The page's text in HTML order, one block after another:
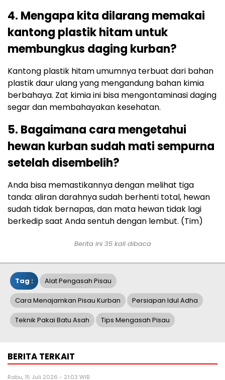
4. Mengapa kita dilarang memakai
kantong plastik hitam untuk
membungkus daging kurban?
Kantong plastik hitam umumnya terbuat dari bahan
plastik daur ulang yang mengandung bahan kimia
berbahaya. Zat kimia ini bisa mengontaminasi daging
segar dan membahayakan kesehatan.
5. Bagaimana cara mengetahui
hewan kurban sudah mati sempurna
setelah disembelih?
Anda bisa memastikannya dengan melihat tiga
tanda: aliran darahnya sudah berhenti total, hewan
sudah tidak bernapas, dan mata hewan tidak lagi
berkedip saat Anda sentuh dengan lembut. (Tim)
Berita ini 35 kali dibaca
Tag : Alat Pengasah Pisau
Cara Menajamkan Pisau Kurban Persiapan Idul Adha
Teknik Pakai Batu Asah Tips Mengasah Pisau
BERITA TERKAIT
Rabu, 15 Juli 2026 - 21:03 WIB